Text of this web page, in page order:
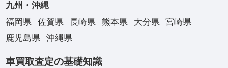
九州・沖縄
福岡県
佐賀県 長崎県 熊本県 大分県
宮崎県
鹿児島県
沖縄県
車買取査定の基礎知識